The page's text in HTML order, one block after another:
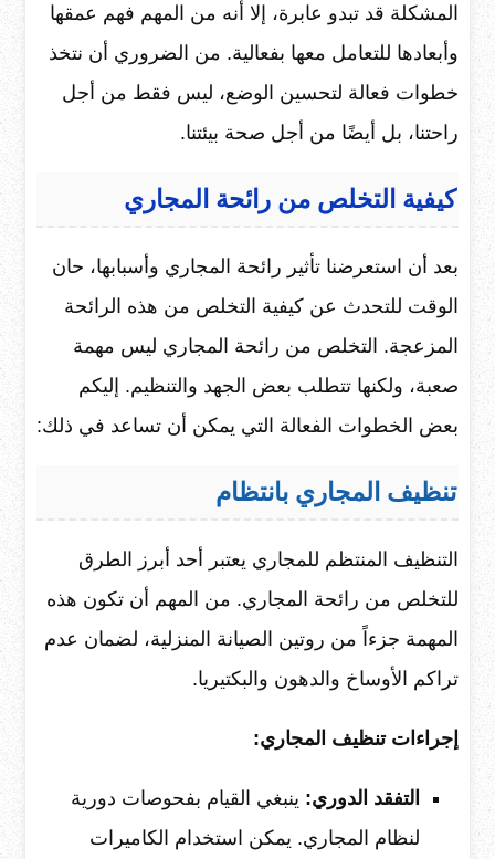
المشكلة قد تبدو عابرة، إلا أنه من المهم فهم عمقها
وأبعادها للتعامل معها بفعالية. من الضروري أن نتخذ
خطوات فعالة لتحسين الوضع، ليس فقط من أجل
راحتنا، بل أيضًا من أجل صحة بيئتنا.
كيفية التخلص من رائحة المجاري
بعد أن استعرضنا تأثير رائحة المجاري وأسبابها، حان
الوقت للتحدث عن كيفية التخلص من هذه الرائحة
المزعجة. التخلص من رائحة المجاري ليس مهمة
صعبة، ولكنها تتطلب بعض الجهد والتنظيم. إليكم
بعض الخطوات الفعالة التي يمكن أن تساعد في ذلك:
تنظيف المجاري بانتظام
التنظيف المنتظم للمجاري يعتبر أحد أبرز الطرق
للتخلص من رائحة المجاري. من المهم أن تكون هذه
المهمة جزءاً من روتين الصيانة المنزلية، لضمان عدم
تراكم الأوساخ والدهون والبكتيريا.
إجراءات تنظيف المجاري:
التفقد الدوري: ينبغي القيام بفحوصات دورية
لنظام المجاري. يمكن استخدام الكاميرات